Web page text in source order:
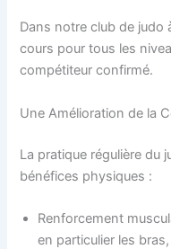
Dans notre club de judo
cours pour tous les
compétiteur confirmé.
Une Amélioration de la
La pratique régulière du
bénéfices physiques :
Renforcement
en particulier les